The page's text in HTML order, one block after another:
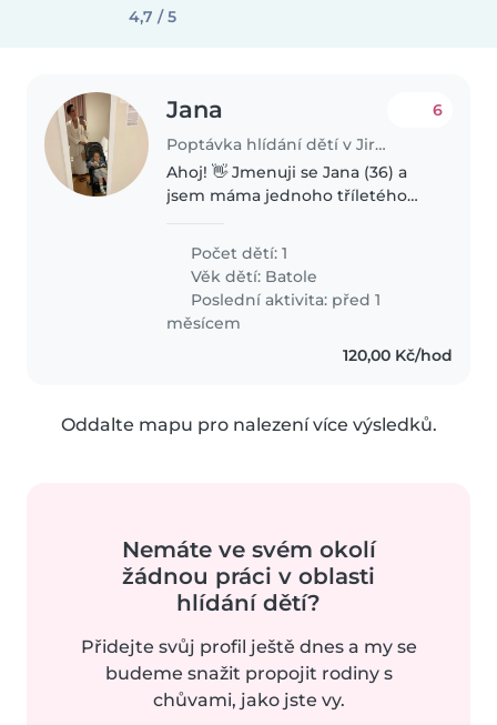
4,7 / 5
Jana
Poptávka hlídání dětí v Jirkov
6
Ahoj! 👋 Jmenuji se Jana (36) a
jsem máma jednoho tříletého
hledáme parťačku (nebo
parťáka!) – prostě někoho
milého, kdo má vztah k dětem a
mohl by..
Počet dětí: 1
Věk dětí: Batole
Poslední aktivita: před 1
měsícem
120,00 Kč/hod
Oddalte mapu pro nalezení více výsledků.
Nemáte ve svém okolí
žádnou práci v oblasti
hlídání dětí?
Přidejte svůj profil ještě dnes a my se
budeme snažit propojit rodiny s
chůvami, jako jste vy.